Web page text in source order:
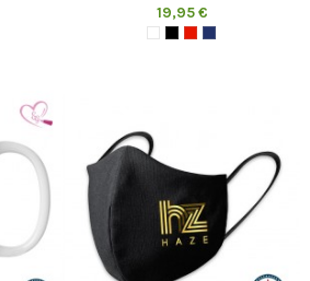
19,95 €